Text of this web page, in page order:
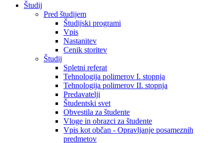
Študij
Pred študijem
Študijski programi
Vpis
Nastanitev
Cenik storitev
Študij
Spletni referat
Tehnologija polimerov I. stopnja
Tehnologija polimerov II. stopnja
Predavatelji
Študentski svet
Obvestila za študente
Vloge in obrazci za študente
Vpis kot občan - Opravljanje posameznih
predmetov